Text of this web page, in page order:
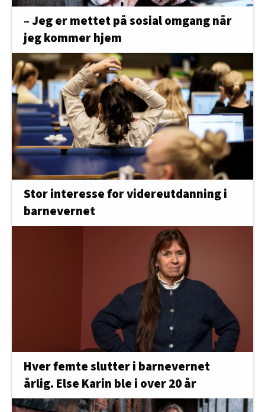
– Jeg er mettet på sosial omgang når
jeg kommer hjem
Stor interesse for videreutdanning i
barnevernet
Hver femte slutter i barnevernet
årlig. Else Karin ble i over 20 år